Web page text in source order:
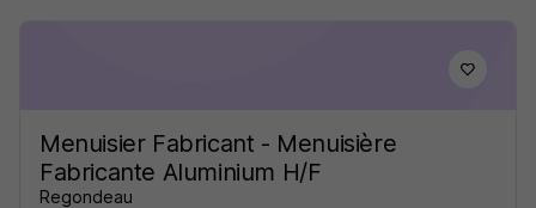
Menuisier Fabricant - Menuisière
Fabricante Aluminium H/F
Regondeau